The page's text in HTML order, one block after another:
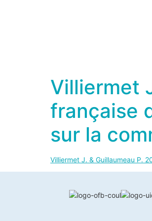
Villiermet
française
sur la
Villiermet J. & Guillaumeau P.